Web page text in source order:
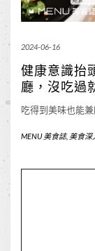
2024-06-16
健康意識抬
廳，沒吃過
吃得到美味也能
MENU 美食誌, 美食深